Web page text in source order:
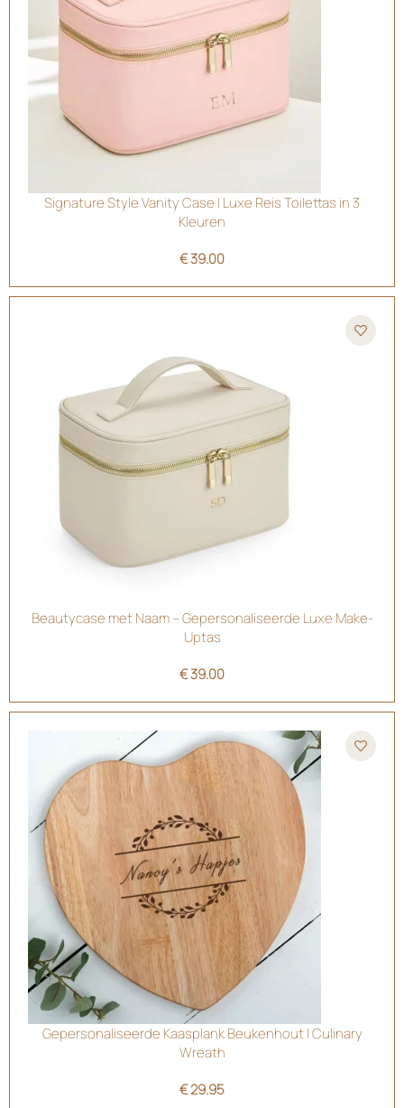
Signature Style Vanity Case | Luxe Reis Toilettas in 3
Kleuren
€39.00
Beautycase met Naam – Gepersonaliseerde Luxe Make-
Uptas
€39.00
Gepersonaliseerde Kaasplank Beukenhout | Culinary
Wreath
€29.95